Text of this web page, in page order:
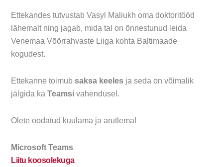
Ettekandes tutvustab Vasyl Maliukh oma doktoritööd
lähemalt ning jagab, mida tal on õnnestunud leida
Venemaa Võõrrahvaste Liiga kohta Baltimaade
kogudest.
Ettekanne toimubsaksa keeles ja seda on võimalik
jälgida kaTeamsivahendusel.
Olete oodatud kuulama ja arutlema!
Microsoft Teams
Liitu koosolekuga